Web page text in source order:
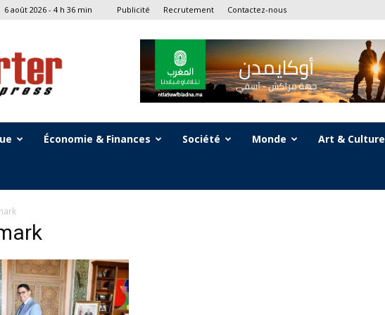
6 août 2026 - 4 h 36 min Publicité Recrutement Contactez-nous
Économie & Finances Société Monde Art & Culture